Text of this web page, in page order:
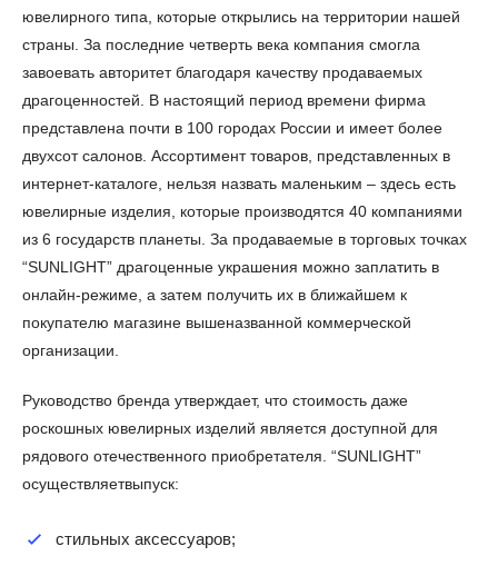
ювелирного типа, которые открылись на территории нашей
страны. За последние четверть века компания смогла
завоевать авторитет благодаря качеству продаваемых
драгоценностей. В настоящий период времени фирма
представлена почти в 100 городах России и имеет более
двухсот салонов. Ассортимент товаров, представленных в
интернет-каталоге, нельзя назвать маленьким – здесь есть
ювелирные изделия, которые производятся 40 компаниями
из 6 государств планеты. За продаваемые в торговых точках
“SUNLIGHT” драгоценные украшения можно заплатить в
онлайн-режиме, а затем получить их в ближайшем к
покупателю магазине вышеназванной коммерческой
организации.
Руководство бренда утверждает, что стоимость даже
роскошных ювелирных изделий является доступной для
рядового отечественного приобретателя. “SUNLIGHT”
осуществляетвыпуск:
стильных аксессуаров;